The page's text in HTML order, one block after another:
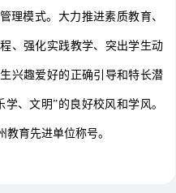
理模式。大力推进素质教育、
、强化实践教学、突出学生动
兴趣爱好的正确引导和特长潜
、文明”的良好校风和学风。
育先进单位称号。